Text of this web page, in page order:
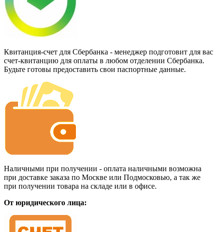
Квитанция-счет для Сбербанка - менеджер подготовит для вас
счет-квитанцию для оплаты в любом отделении Сбербанка.
Будьте готовы предоставить свои паспортные данные.
Наличными при получении - оплата наличными возможна
при доставке заказа по Москве или Подмосковью, а так же
при получении товара на складе или в офисе.
От юридического лица: